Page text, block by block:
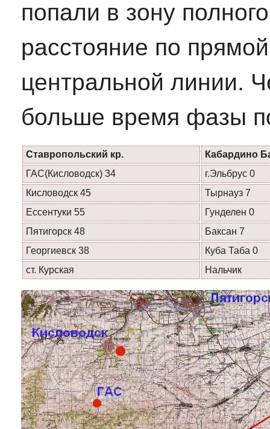
попали в зону
расстояние по
центральной линии.
больше время фазы
Ставропольский кр.
Кабардино
ГАС(Кисловодск) 34
г.Эльбрус 0
Кисловодск 45
Тырнауз 7
Ессентуки 55
Гунделен 0
Пятигорск 48
Баксан 7
Георгиевск 38
Куба Таба 0
ст. Курская
Нальчик